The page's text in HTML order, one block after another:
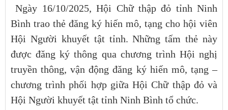
Ngày 16/10/2025, Hội Chữ thập đỏ tỉnh Ninh
Bình trao thẻ đăng ký hiến mô, tạng cho hội viên
Hội Người khuyết tật tỉnh. Những tấm thẻ này
được đăng ký thông qua chương trình Hội nghị
truyền thông, vận động đăng ký hiến mô, tạng –
chương trình phối hợp giữa Hội Chữ thập đỏ và
Hội Người khuyết tật tỉnh Ninh Bình tổ chức.